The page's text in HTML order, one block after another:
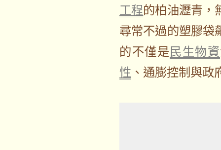
工程的柏油瀝青，
尋常不過的塑膠袋
的不僅是 民生物資
性 、通膨控制與政